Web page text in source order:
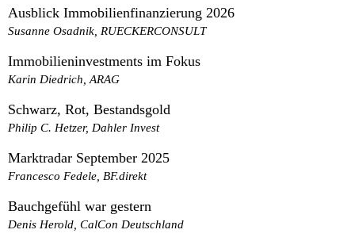
Ausblick Immobilienfinanzierung 2026
Susanne Osadnik, RUECKERCONSULT
Immobilieninvestments im Fokus
Karin Diedrich, ARAG
Schwarz, Rot, Bestandsgold
Philip C. Hetzer, Dahler Invest
Marktradar September 2025
Francesco Fedele, BF.direkt
Bauchgefühl war gestern
Denis Herold, CalCon Deutschland